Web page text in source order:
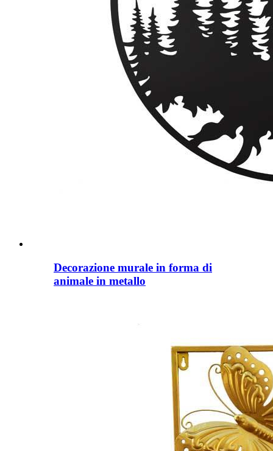
Decorazione murale in forma di
animale in metallo